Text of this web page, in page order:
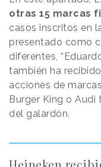
otras 15 marcas
casos inscritos en
presentado como
diferentes,
también ha
acciones de
Burger King o Audi
del galardón.